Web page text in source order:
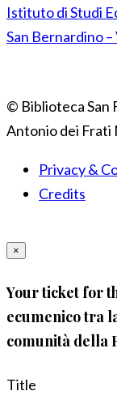
Istituto di Studi
San Bernardino –
© Biblioteca San
Antonio dei Frati
Privacy &
Credits
×
Your ticket for
ecumenico tra
comunità della
Title